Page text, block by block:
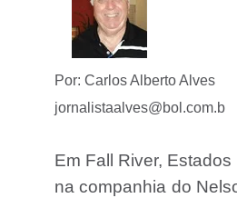
Por: Carlos Alberto Alves
jornalistaalves@bol.com.b
Em Fall River,
na companhia do